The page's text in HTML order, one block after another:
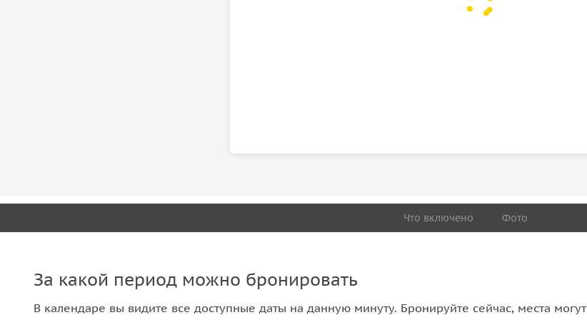
Что включено Фото
За какой период можно бронировать
В календаре вы видите все доступные даты на данную минуту. Бронируйте сейчас, места могут